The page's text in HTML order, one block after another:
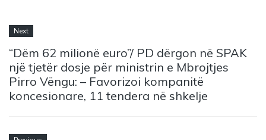
Next
“Dëm 62 milionë euro”/ PD dërgon në SPAK
një tjetër dosje për ministrin e Mbrojtjes
Pirro Vëngu: – Favorizoi kompanitë
koncesionare, 11 tendera në shkelje